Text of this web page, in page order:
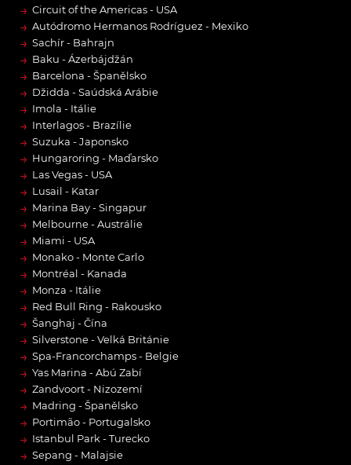
→ Circuit of the Americas - USA
→ Autódromo Hermanos Rodríguez - Mexiko
→ Sachír - Bahrajn
→ Baku - Ázerbájdžán
→ Barcelona - Španělsko
→ Džidda - Saúdská Arábie
→ Imola - Itálie
→ Interlagos - Brazílie
→ Suzuka - Japonsko
→ Hungaroring - Maďarsko
→ Las Vegas - USA
→ Lusail - Katar
→ Marina Bay - Singapur
→ Melbourne - Austrálie
→ Miami - USA
→ Monako - Monte Carlo
→ Montréal - Kanada
→ Monza - Itálie
→ Red Bull Ring - Rakousko
→ Šanghaj - Čína
→ Silverstone - Velká Británie
→ Spa-Francorchamps - Belgie
→ Yas Marina - Abú Zabí
→ Zandvoort - Nizozemí
→ Madring - Španělsko
→ Portimão - Portugalsko
→ Istanbul Park - Turecko
→ Sepang - Malajsie